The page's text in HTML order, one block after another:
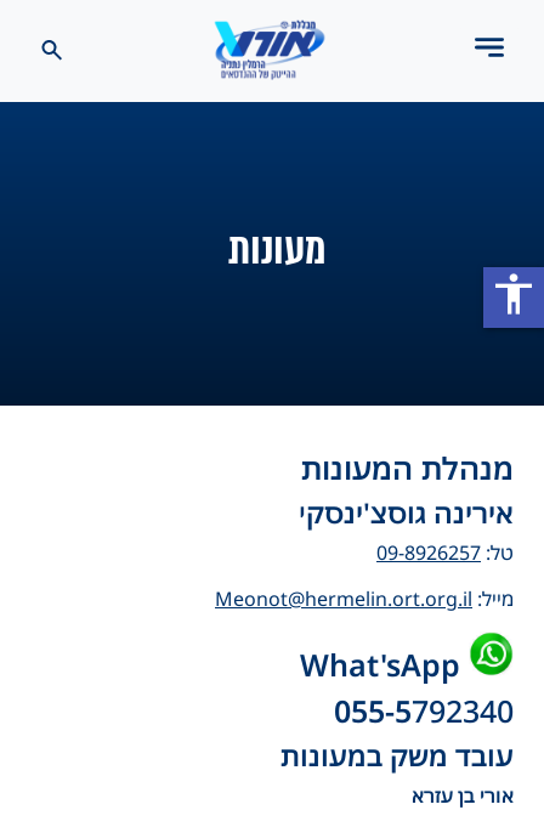
מעונות
מנהלת המעונות
אירינה גוסצ'ינסקי
טל: 09-8926257
מייל: Meonot@hermelin.ort.org.il
What'sApp
055-5792340
עובד משק במעונות
אורי בן עזרא
accessibility